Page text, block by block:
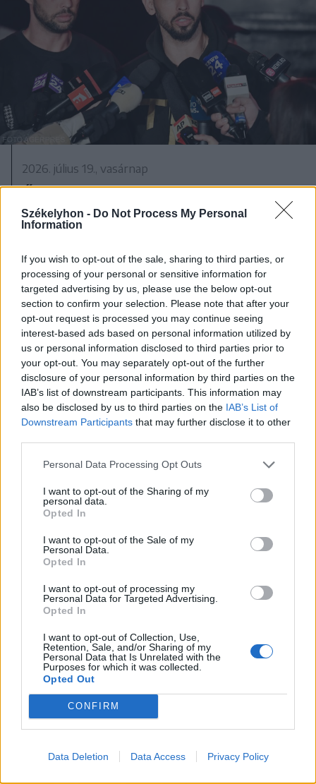
Székelyhon - Do Not Process My Personal
Information
If you wish to opt-out of the sale, sharing to third parties, or
processing of your personal or sensitive information for
targeted advertising by us, please use the below opt-out
section to confirm your selection. Please note that after your
opt-out request is processed you may continue seeing
interest-based ads based on personal information utilized by
us or personal information disclosed to third parties prior to
your opt-out. You may separately opt-out of the further
disclosure of your personal information by third parties on the
IAB’s list of downstream participants. This information may
also be disclosed by us to third parties on the IAB’s List of
Downstream Participants that may further disclose it to other
Personal Data Processing Opt Outs
I want to opt-out of the Sharing of my
personal data.
Opted In
I want to opt-out of the Sale of my
Personal Data.
Opted In
I want to opt-out of processing my
Personal Data for Targeted Advertising.
Opted In
I want to opt-out of Collection, Use,
Retention, Sale, and/or Sharing of my
Personal Data that Is Unrelated with the
Purposes for which it was collected.
Opted Out
CONFIRM
Data Deletion Data Access Privacy Policy
2026. július 19., vasárnap
Őrizetbe vették a Romániában is
súlyos bűncselekményekkel vádolt
Tate testvéreket
Mostantól börtönök őrzésére is
Izraelben